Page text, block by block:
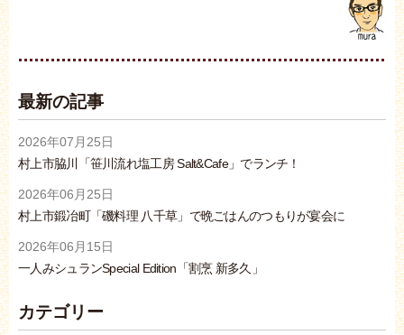
最新の記事
2026年07月25日
村上市脇川「笹川流れ塩工房 Salt&Cafe」でランチ！
2026年06月25日
村上市鍛冶町「磯料理 八千草」で晩ごはんのつもりが宴会に
2026年06月15日
一人みシュランSpecial Edition「割烹 新多久」
カテゴリー